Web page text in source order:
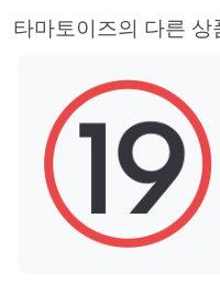
타마토이즈의 다른 상